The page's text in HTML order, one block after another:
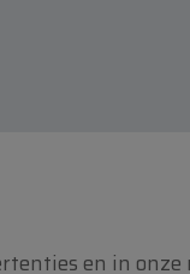
en in onze